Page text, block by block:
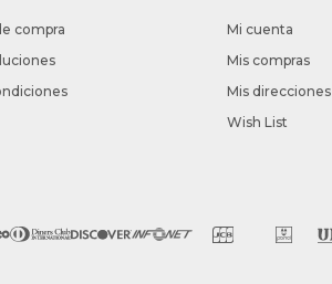
compra
Mi cuenta
Mis compras
Mis direcciones
Wish List